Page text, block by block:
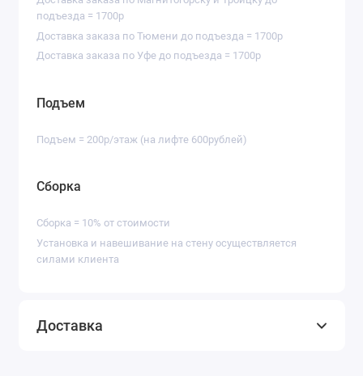
подъезда = 1700р
Доставка заказа по Тюмени до подъезда = 1700р
Доставка заказа по Уфе до подъезда = 1700р
Подъем
Подъем = 200р/этаж (на лифте 600рублей)
Сборка
Сборка = 10% от стоимости
Установка и навешивание на стену осуществляется
силами клиента
Доставка